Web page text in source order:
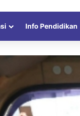
Info Pendidikan